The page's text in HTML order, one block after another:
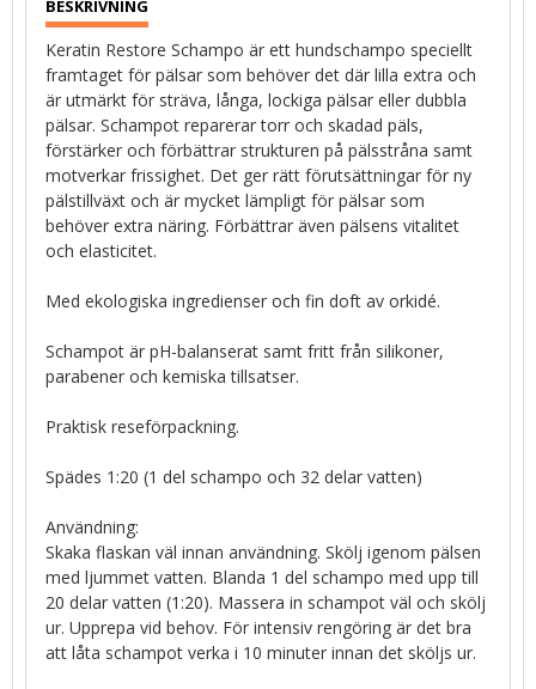
Keratin Restore Schampo är ett hundschampo speciellt
framtaget för pälsar som behöver det där lilla extra och
är utmärkt för sträva, långa, lockiga pälsar eller dubbla
pälsar. Schampot reparerar torr och skadad päls,
förstärker och förbättrar strukturen på pälsstråna samt
motverkar frissighet. Det ger rätt förutsättningar för ny
pälstillväxt och är mycket lämpligt för pälsar som
behöver extra näring. Förbättrar även pälsens vitalitet
och elasticitet.
Med ekologiska ingredienser och fin doft av orkidé.
Schampot är pH-balanserat samt fritt från silikoner,
parabener och kemiska tillsatser.
Praktisk reseförpackning.
Spädes 1:20 (1 del schampo och 32 delar vatten)
Användning:
Skaka flaskan väl innan användning. Skölj igenom pälsen
med ljummet vatten. Blanda 1 del schampo med upp till
20 delar vatten (1:20). Massera in schampot väl och skölj
ur. Upprepa vid behov. För intensiv rengöring är det bra
att låta schampot verka i 10 minuter innan det sköljs ur.